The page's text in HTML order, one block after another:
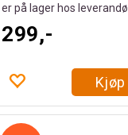
er på lager hos
299,-
Kjøp